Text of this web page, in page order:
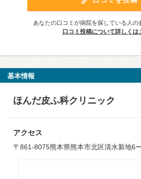
あなたの口コミが病院を探している人の
口コミ投稿について詳しくは
基本情報
ほんだ皮ふ科クリニック
アクセス
〒861-8075熊本県熊本市北区清水新地6